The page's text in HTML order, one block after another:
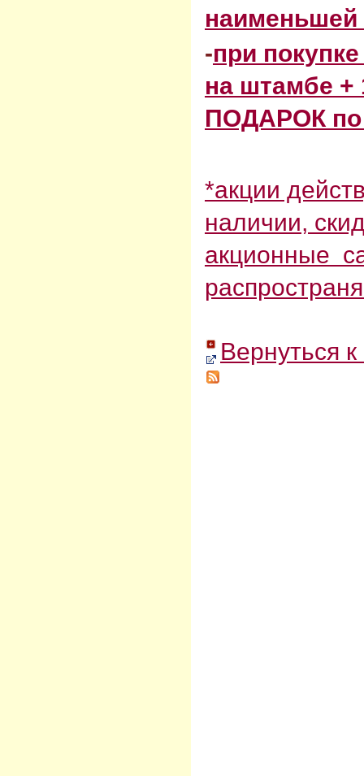
наименьшей
-при
на штамбе
ПОДАРОК по
*акции
наличии,
акционные
Вернуться